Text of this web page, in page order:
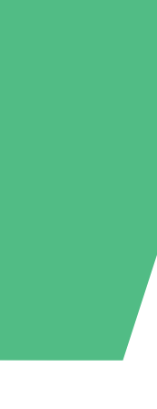
Packs
à l'utilisation avec des